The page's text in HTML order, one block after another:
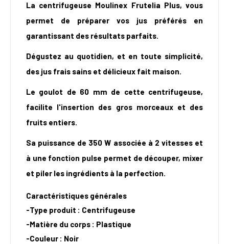
La centrifugeuse Moulinex Frutelia Plus, vous
permet de préparer vos jus préférés en
garantissant des résultats parfaits.
Dégustez au quotidien, et en toute simplicité,
des jus frais sains et délicieux fait maison.
Le goulot de 60 mm de cette centrifugeuse,
facilite l'insertion des gros morceaux et des
fruits entiers.
Sa puissance de 350 W associée à 2 vitesses et
à une fonction pulse permet de découper, mixer
et piler les ingrédients à la perfection.
Caractéristiques générales
-Type produit : Centrifugeuse
-Matière du corps : Plastique
-Couleur : Noir